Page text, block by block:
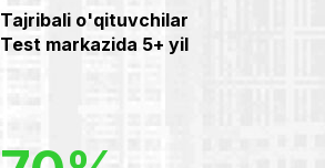
Tajribali o'qituvchilar
Test markazida 5+ yil